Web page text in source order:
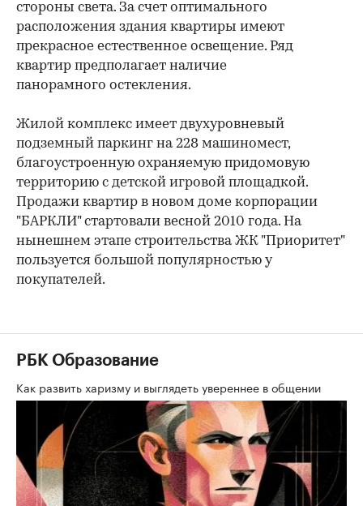
стороны света. За счет оптимального
расположения здания квартиры имеют
прекрасное естественное освещение. Ряд
квартир предполагает наличие
панорамного остекления.
Жилой комплекс имеет двухуровневый
подземный паркинг на 228 машиномест,
благоустроенную охраняемую придомовую
территорию с детской игровой площадкой.
Продажи квартир в новом доме корпорации
"БАРКЛИ" стартовали весной 2010 года. На
нынешнем этапе строительства ЖК "Приоритет"
пользуется большой популярностью у
покупателей.
РБК Образование
Как развить харизму и выглядеть увереннее в общении